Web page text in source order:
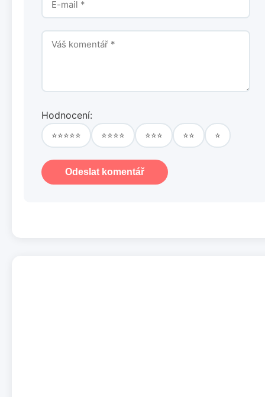
Hodnocení:
⭐⭐⭐⭐⭐ ⭐⭐⭐⭐ ⭐⭐⭐ ⭐⭐ ⭐
Odeslat komentář